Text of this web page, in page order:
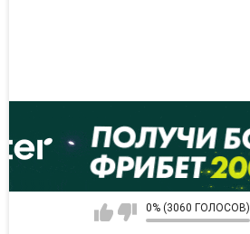
0% (3060 ГОЛОСОВ)